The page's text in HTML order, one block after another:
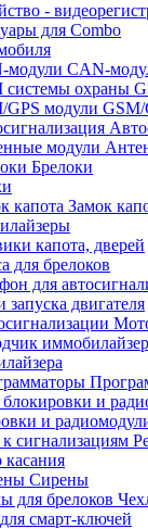
-
для Combo
CAN-
GSM/
Брелоки
Замок
капота, дверей
для брелоков
для
двигателя
и
касания
Сирены
смарт-ключей